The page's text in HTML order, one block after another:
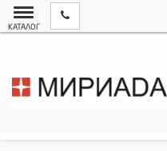
КАТАЛОГ